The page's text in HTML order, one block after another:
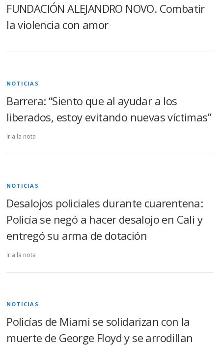
FUNDACIÓN ALEJANDRO NOVO. Combatir
la violencia con amor
NOTICIAS
Barrera: “Siento que al ayudar a los
liberados, estoy evitando nuevas víctimas”
Ir a la nota
NOTICIAS
Desalojos policiales durante cuarentena:
Policía se negó a hacer desalojo en Cali y
entregó su arma de dotación
Ir a la nota
NOTICIAS
Policías de Miami se solidarizan con la
muerte de George Floyd y se arrodillan